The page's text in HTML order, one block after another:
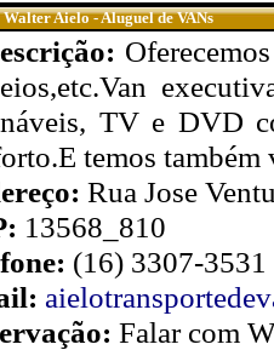
Aielo - Aluguel de VANs
TV e DVD
temos também
Rua Jose
13568_810
(16) 3307-
Falar com